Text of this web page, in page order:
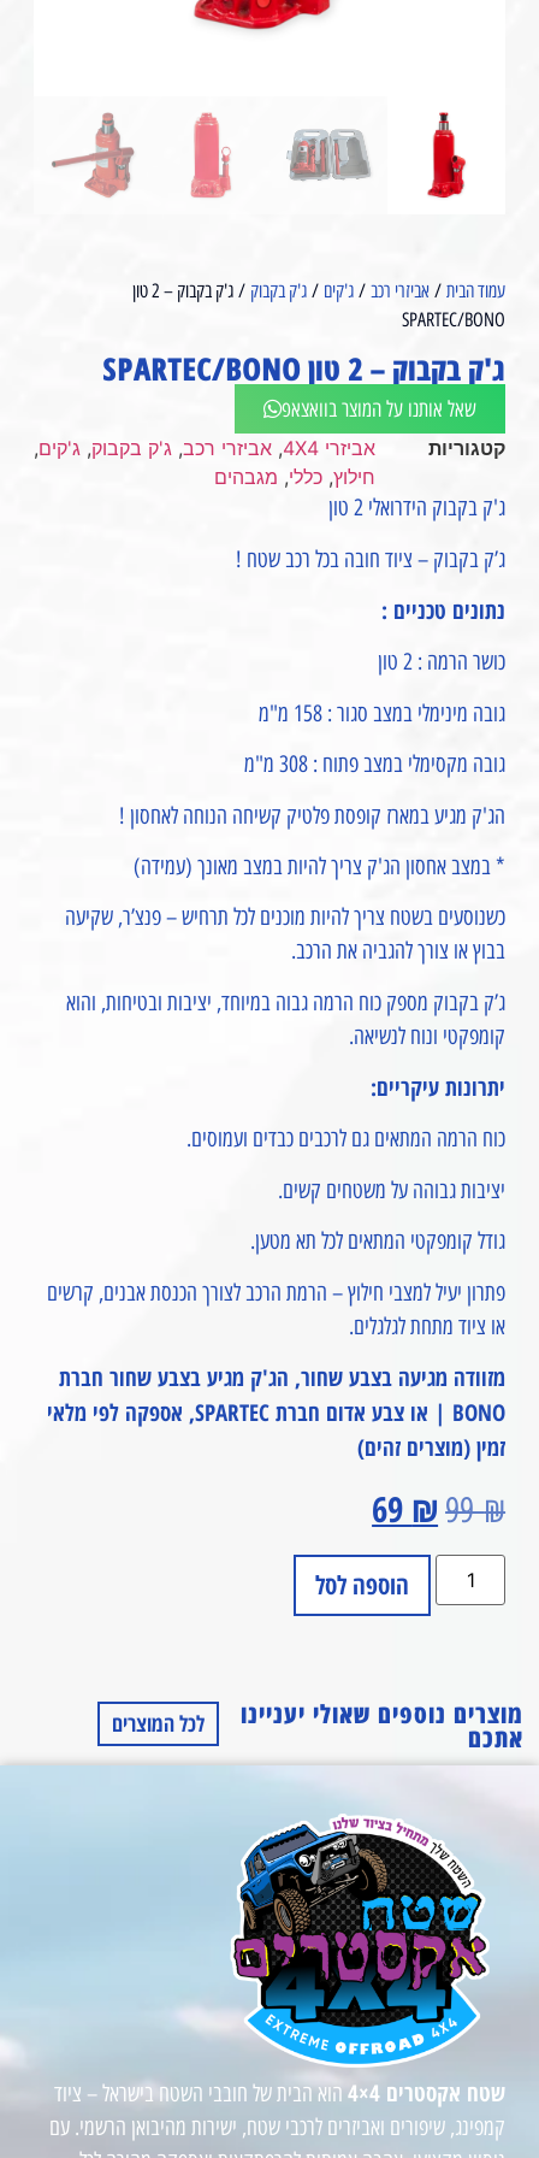
עמוד הבית/ אביזרי רכב/ ג'קים / ג'ק בקבוק
/ ג'ק בקבוק – 2 טון
SPARTEC/BONO
ג'ק בקבוק – 2 טון SPARTEC/BONO
שאל אותנו על המוצר בוואצאפ
קטגוריות אביזרי 4X4 , אביזרי רכב, ג'ק בקבוק, ג'קים,
חילוץ, כללי, מגבהים
ג'ק בקבוק הידרואלי 2 טון
ג’ק בקבוק – ציוד חובה בכל רכב שטח !
נתונים טכניים :
כושר הרמה : 2 טון
גובה מינימלי במצב סגור : 158 מ"מ
גובה מקסימלי במצב פתוח : 308 מ"מ
הג'ק מגיע במארז קופסת פלטיק קשיחה הנוחה לאחסון !
* במצב אחסון הג'ק צריך להיות במצב מאונך (עמידה)
כשנוסעים בשטח צריך להיות מוכנים לכל תרחיש – פנצ’ר, שקיעה
בבוץ או צורך להגביה את הרכב.
ג’ק בקבוק מספק כוח הרמה גבוה במיוחד, יציבות ובטיחות, והוא
קומפקטי ונוח לנשיאה.
יתרונות עיקריים:
כוח הרמה המתאים גם לרכבים כבדים ועמוסים.
יציבות גבוהה על משטחים קשים.
גודל קומפקטי המתאים לכל תא מטען.
פתרון יעיל למצבי חילוץ – הרמת הרכב לצורך הכנסת אבנים, קרשים
או ציוד מתחת לגלגלים.
מזוודה מגיעה בצבע שחור, הג'ק מגיע בצבע שחור חברת
BONO | או צבע אדום חברת SPARTEC, אספקה לפי מלאי
זמין (מוצרים זהים)
99₪
69 ₪
הוספה לסל
מוצרים נוספים שאולי יעניינו
אתכם לכל המוצרים
שטח אקסטרים 4×4
הוא הבית של חובבי השטח בישראל – ציוד
קמפינג, שיפורים ואביזרים לרכבי שטח, ישירות מהיבואן הרשמי. עם